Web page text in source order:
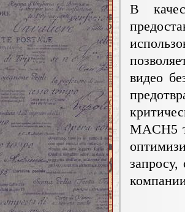
В
видео
MACH5